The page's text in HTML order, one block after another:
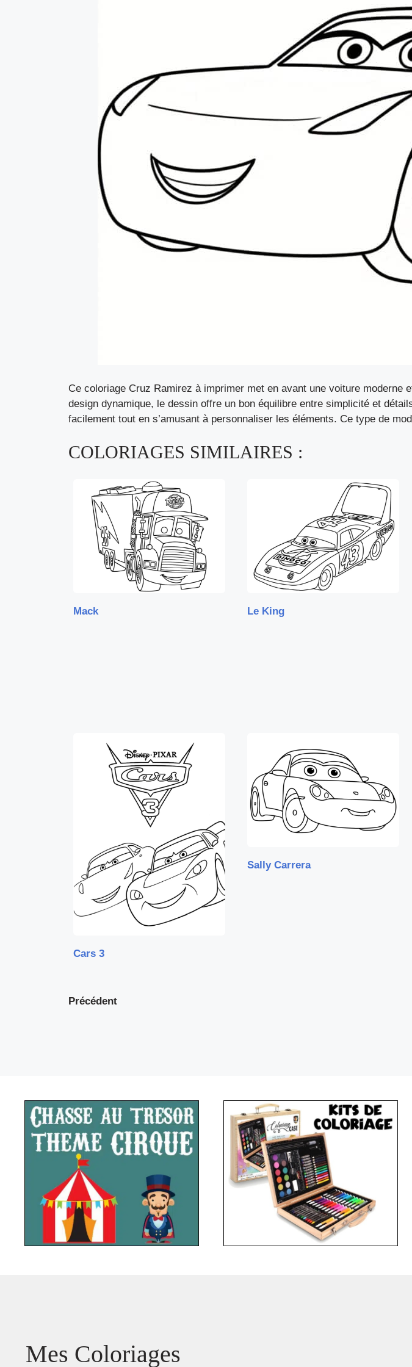
Ce coloriage Cruz Ramirez à imprimer met en avant une voiture moderne
design dynamique, le dessin offre un bon équilibre entre simplicité et
facilement tout en s’amusant à personnaliser les éléments. Ce type de
COLORIAGES SIMILAIRES :
Mack Le King
Cars 3
Sally Carrera
Précédent
Mes Coloriages